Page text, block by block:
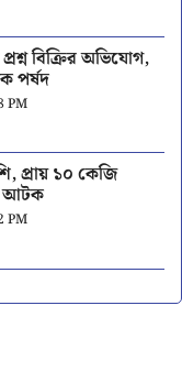
বিক্রির অভিযোগ,
পর্ষদ
PM
প্রায় ১০ কেজি
আটক
PM